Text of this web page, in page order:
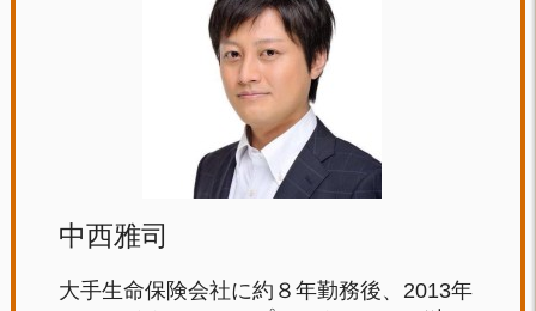
中西雅司
大手生命保険会社に約８年勤務後、2013年